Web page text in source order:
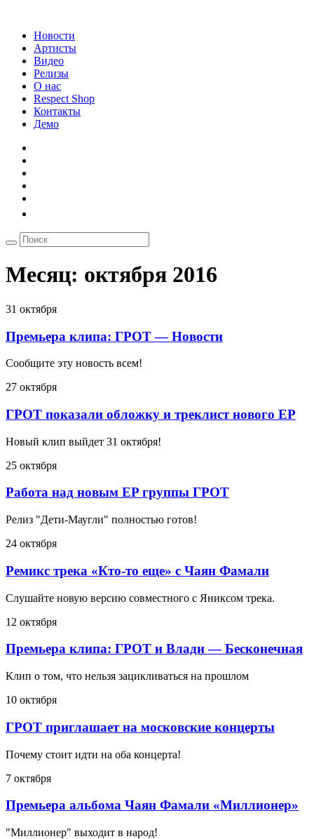
Новости
Артисты
Видео
Релизы
О нас
Respect Shop
Контакты
Демо
Месяц: октября 2016
31 октября
Премьера клипа: ГРОТ — Новости
Сообщите эту новость всем!
27 октября
ГРОТ показали обложку и треклист нового ЕР
Новый клип выйдет 31 октября!
25 октября
Работа над новым EP группы ГРОТ
Релиз "Дети-Маугли" полностью готов!
24 октября
Ремикс трека «Кто-то еще» с Чаян Фамали
Слушайте новую версию совместного с Яниксом трека.
12 октября
Премьера клипа: ГРОТ и Влади — Бесконечная
Клип о том, что нельзя зацикливаться на прошлом
10 октября
ГРОТ приглашает на московские концерты
Почему стоит идти на оба концерта!
7 октября
Премьера альбома Чаян Фамали «Миллионер»
"Миллионер" выходит в народ!